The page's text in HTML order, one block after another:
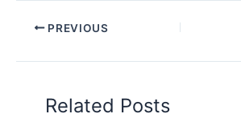
PREVIOUS
Related Posts